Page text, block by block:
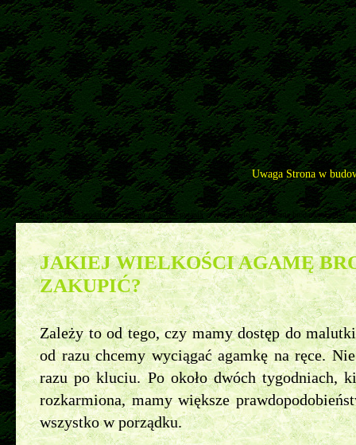
Uwaga Strona w
Pytania>>Agama brodata - najczęściej zadawane pytania >>Jakiej wielkości agamę brodatą zakupić?
JAKIEJ WIELKOŚCI AGAMĘ
ZAKUPIĆ?
Zależy to od tego, czy mamy dostęp do
od razu chcemy wyciągać agamkę na ręce.
razu po kluciu. Po około dwóch tygodniach,
rozkarmiona, mamy większe
wszystko w porządku.